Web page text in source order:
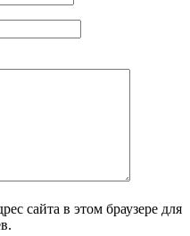
сайта в этом браузере для